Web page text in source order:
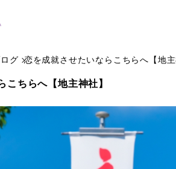
グ 恋を成就させたいならこちらへ【地
こちらへ【地主神社】